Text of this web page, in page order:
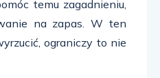
temu zagadnieniu,
na zapas. W ten
ograniczy to nie